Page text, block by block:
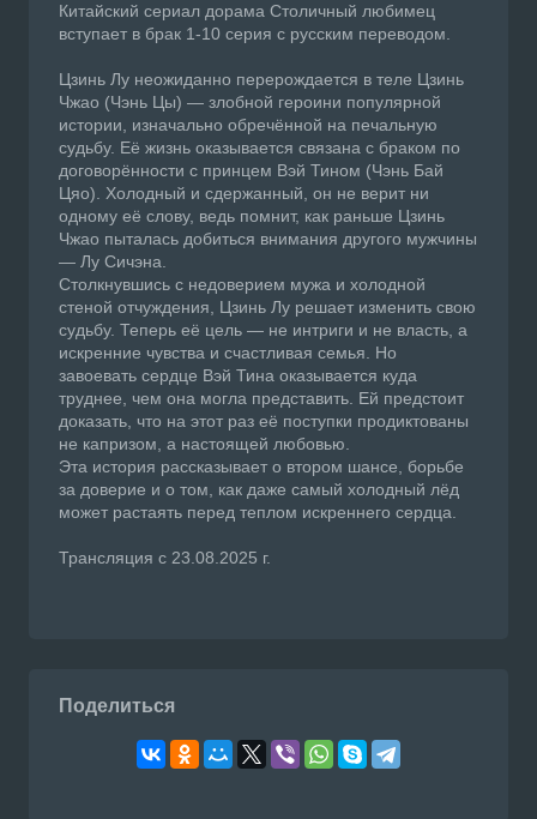
Китайский сериал дорама Столичный любимец
вступает в брак 1-10 серия с русским переводом.
Цзинь Лу неожиданно перерождается в теле Цзинь
Чжао (Чэнь Цы) — злобной героини популярной
истории, изначально обречённой на печальную
судьбу. Её жизнь оказывается связана с браком по
договорённости с принцем Вэй Тином (Чэнь Бай
Цяо). Холодный и сдержанный, он не верит ни
одному её слову, ведь помнит, как раньше Цзинь
Чжао пыталась добиться внимания другого мужчины
— Лу Сичэна.
Столкнувшись с недоверием мужа и холодной
стеной отчуждения, Цзинь Лу решает изменить свою
судьбу. Теперь её цель — не интриги и не власть, а
искренние чувства и счастливая семья. Но
завоевать сердце Вэй Тина оказывается куда
труднее, чем она могла представить. Ей предстоит
доказать, что на этот раз её поступки продиктованы
не капризом, а настоящей любовью.
Эта история рассказывает о втором шансе, борьбе
за доверие и о том, как даже самый холодный лёд
может растаять перед теплом искреннего сердца.
Трансляция с 23.08.2025 г.
Поделиться